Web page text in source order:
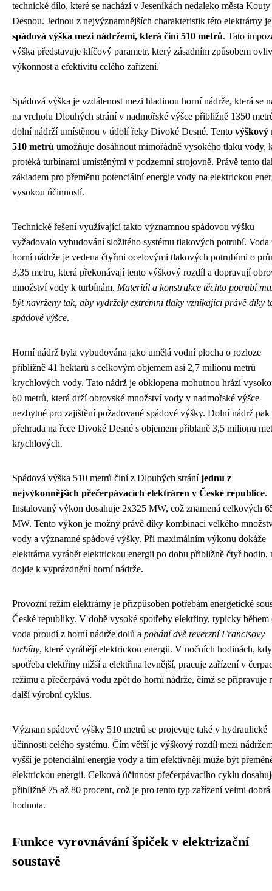
technické dílo, které se nachází v Jeseníkách nedaleko města Kouty
Desnou. Jednou z nejvýznamnějších charakteristik této elektrárny je
spádová výška mezi nádržemi, která činí 510 metrů. Tato
výška představuje klíčový parametr, který zásadním způsobem
výkonnost a efektivitu celého zařízení.
Spádová výška je vzdálenost mezi hladinou horní nádrže, která se
na vrcholu Dlouhých strání v nadmořské výšce přibližně 1350
dolní nádrží umístěnou v údolí řeky Divoké Desné. Tento výškový
510 metrů umožňuje dosáhnout mimořádně vysokého tlaku vody,
protéká turbínami umístěnými v podzemní strojovně. Právě tento
základem pro přeměnu potenciální energie vody na elektrickou
vysokou účinností.
Technické řešení využívající takto významnou spádovou výšku
vyžadovalo vybudování složitého systému tlakových potrubí. Voda
horní nádrže je vedena čtyřmi ocelovými tlakových potrubími o
3,35 metru, která překonávají tento výškový rozdíl a dopravují
množství vody k turbínám. Materiál a konstrukce těchto potrubí
být navrženy tak, aby vydržely extrémní tlaky vznikající právě díky
spádové výšce.
Horní nádrž byla vybudována jako umělá vodní plocha o rozloze
přibližně 41 hektarů s celkovým objemem asi 2,7 milionu metrů
krychlových vody. Tato nádrž je obklopena mohutnou hrází
60 metrů, která drží obrovské množství vody v nadmořské výšce
nezbytné pro zajištění požadované spádové výšky. Dolní nádrž
přehrada na řece Divoké Desné s objemem přiblaně 3,5 milionu
krychlových.
Spádová výška 510 metrů činí z Dlouhých strání jednu z
nejvýkonnějších přečerpávacích elektráren v České republice.
Instalovaný výkon dosahuje 2x325 MW, což znamená celkových
MW. Tento výkon je možný právě díky kombinaci velkého
vody a významné spádové výšky. Při maximálním výkonu dokáže
elektrárna vyrábět elektrickou energii po dobu přibližně čtyř hodin,
dojde k vyprázdnění horní nádrže.
Provozní režim elektrárny je přizpůsoben potřebám energetické
České republiky. V době vysoké spotřeby elektřiny, typicky během
voda proudí z horní nádrže dolů a pohání dvě reverzní Francisovy
turbíny, které vyrábějí elektrickou energii. V nočních hodinách,
spotřeba elektřiny nižší a elektřina levnější, pracuje zařízení v
režimu a přečerpává vodu zpět do horní nádrže, čímž se připravuje
další výrobní cyklus.
Význam spádové výšky 510 metrů se projevuje také v hydraulické
účinnosti celého systému. Čím větší je výškový rozdíl mezi
vyšší je potenciální energie vody a tím efektivněji může být
elektrickou energii. Celková účinnost přečerpávacího cyklu
přibližně 75 až 80 procent, což je pro tento typ zařízení velmi dobrá
hodnota.
Funkce vyrovnávání špiček v elektrizační
soustavě